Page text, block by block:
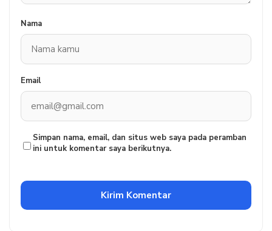
Nama
Email
Simpan nama, email, dan situs web saya pada peramban
ini untuk komentar saya berikutnya.